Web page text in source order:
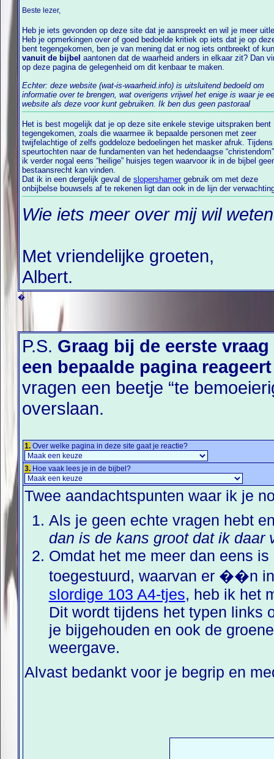
Beste lezer,
Heb je iets gevonden op deze site dat je aanspreekt en wil je meer
Heb je opmerkingen over of goed bedoelde kritiek op iets dat je op deze site
bent tegengekomen, ben je van mening dat er nog iets ontbreekt of
vanuit de bijbel aantonen dat de waarheid anders in elkaar zit? Dan
op deze pagina de gelegenheid om dit kenbaar te maken.
Echter: deze website (wat-is-waarheid.info) is uitsluitend bedoeld om
informatie over te brengen, wat overigens vrijwel het enige is waar je een
website als deze voor kunt gebruiken. Ik ben dus geen pastoraal
Het is best mogelijk dat je op deze site enkele stevige uitspraken bent
tegengekomen, zoals die waarmee ik bepaalde personen met zeer
twijfelachtige of zelfs goddeloze bedoelingen het masker afruk.
speurtochten naar de fundamenten van het hedendaagse “christendom” kom
ik verder nogal eens “heilige” huisjes tegen waarvoor ik in de bijbel geen
bestaansrecht kan vinden.
Dat ik in een dergelijk geval deslopershamergebruik om met deze
onbijbelse bouwsels af te rekenen ligt dan ook in de lijn der verwachting,
Wie iets meer over mij wil
Met vriendelijke groeten,
Albert.
�
P.S. Graag bij de eerste
een bepaalde pagina
vragen een beetje “te
overslaan.
1.Over welke pagina in deze site gaat je reactie?
3.Hoe vaak lees je in de bijbel?
Twee aandachtspunten waar ik je
Als je geen echte vragen hebt
dan is de kans groot dat ik daar
Omdat het me meer dan eens
toegestuurd, waarvan er ��n
slordige 103 A4-tjes, heb ik het
Dit wordt tijdens het typen links
je bijgehouden en ook de
weergave.
Alvast bedankt voor je begrip en